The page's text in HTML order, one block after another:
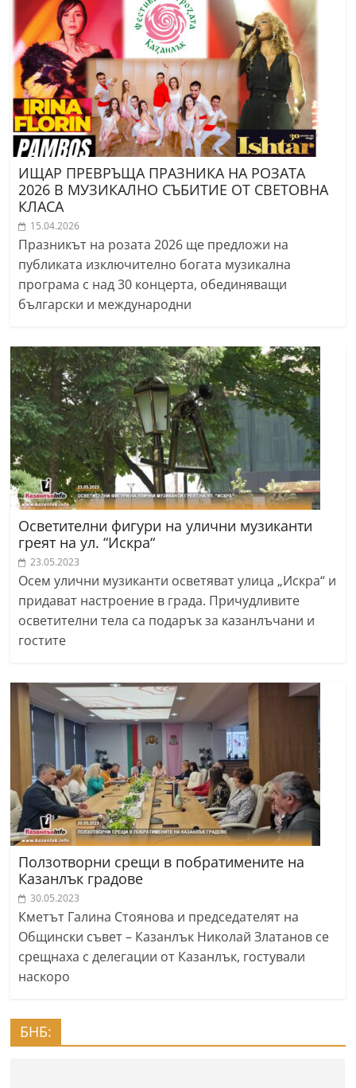
ИЩАР ПРЕВРЪЩА ПРАЗНИКА НА РОЗАТА
2026 В МУЗИКАЛНО СЪБИТИЕ ОТ СВЕТОВНА
КЛАСА
15.04.2026
Празникът на розата 2026 ще предложи на
публиката изключително богата музикална
програма с над 30 концерта, обединяващи
български и международни
Осветителни фигури на улични музиканти
греят на ул. “Искра“
23.05.2023
Осем улични музиканти осветяват улица „Искра“ и
придават настроение в града. Причудливите
осветителни тела са подарък за казанлъчани и
гостите
Ползотворни срещи в побратимените на
Казанлък градове
30.05.2023
Кметът Галина Стоянова и председателят на
Общински съвет – Казанлък Николай Златанов се
срещнаха с делегации от Казанлък, гостували
наскоро
БНБ: